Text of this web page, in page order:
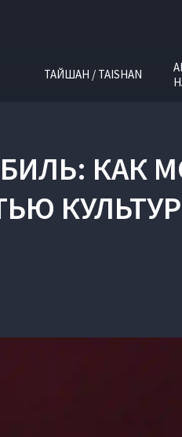
ТАЙШАН / TAISHAN
КАК